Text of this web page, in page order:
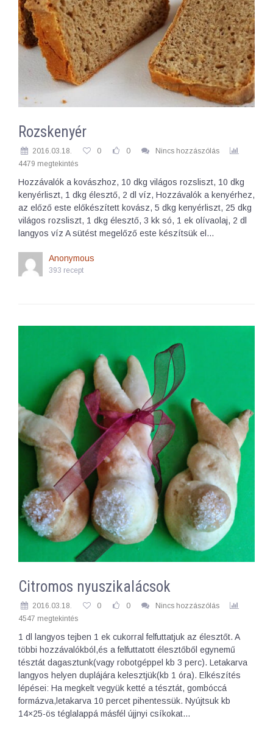
Rozskenyér
2016.03.18. 0 0
Nincs hozzászólás
4479 megtekintés
Hozzávalók a kovászhoz, 10 dkg világos rozsliszt, 10 dkg
kenyérliszt, 1 dkg élesztő, 2 dl víz, Hozzávalók a kenyérhez,
az előző este előkészített kovász, 5 dkg kenyérliszt, 25 dkg
világos rozsliszt, 1 dkg élesztő, 3 kk só, 1 ek olívaolaj, 2 dl
langyos víz A sütést megelőző este készítsük el…
Anonymous
393 recept
Citromos nyuszikalácsok
2016.03.18. 0 0
Nincs hozzászólás
4547 megtekintés
1 dl langyos tejben 1 ek cukorral felfuttatjuk az élesztőt. A
többi hozzávalókból,és a felfuttatott élesztőből egynemű
tésztát dagasztunk(vagy robotgéppel kb 3 perc). Letakarva
langyos helyen duplájára kelesztjük(kb 1 óra). Elkészítés
lépései: Ha megkelt vegyük ketté a tésztát, gombóccá
formázva,letakarva 10 percet pihentessük. Nyújtsuk kb
14×25-ös téglalappá másfél újjnyi csíkokat…